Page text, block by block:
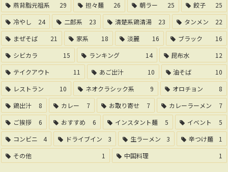
燕背脂元祖系
29 担々麺 26 朝ラー 25 餃子
25
冷やし
24 二郎系 23 清楚系鶏清湯 23 タンメン
22
まぜそば
21 家系 18 淡麗 16 ブラック
16
シビカラ
15 ランキング 14 昆布水
12
テイクアウト
11 あご出汁 10 油そば
10
レストラン
10 ネオクラシック系 9 オロチョン
8
鶏出汁
8 カレー 7 お取り寄せ 7 カレーラーメン
7
ご挨拶
6 おすすめ 6 インスタント麺 5 イベント
5
コンビニ
4 ドライブイン 3 生ラーメン 3 辛つけ麺
1
その他
1 中国料理 1